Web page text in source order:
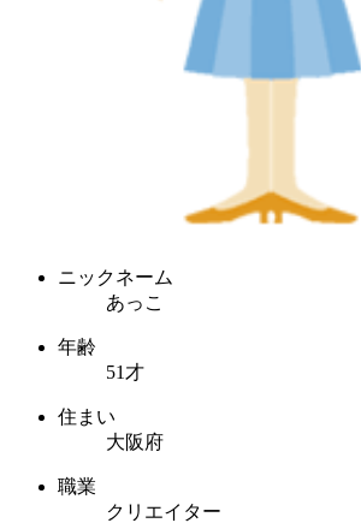
ニックネーム
あっこ
年齢
51才
住まい
大阪府
職業
クリエイター